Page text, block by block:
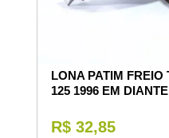
LONA PATIM
125 1996 EM
R$ 32,85